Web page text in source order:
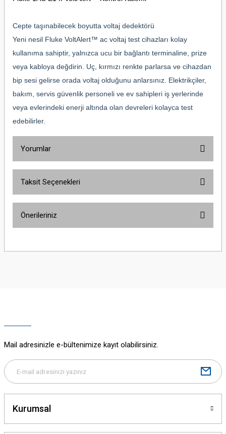
Cepte taşınabilecek boyutta voltaj dedektörü
Yeni nesil Fluke VoltAlert™ ac voltaj test cihazları kolay
kullanıma sahiptir, yalnızca ucu bir bağlantı terminaline, prize
veya kabloya değdirin. Uç, kırmızı renkte parlarsa ve cihazdan
bip sesi gelirse orada voltaj olduğunu anlarsınız. Elektrikçiler,
bakım, servis güvenlik personeli ve ev sahipleri iş yerlerinde
veya evlerindeki enerji altında olan devreleri kolayca test
edebilirler.
Yorumlar
Taksit Seçenekleri
Önerileriniz
yetersiz gördüğünüz noktaları öneri formunu kullanarak tarafımıza
Bu ürüne benzer farklı alternatifler olmalı.
Mail adresinizle e-bültenimize kayıt olabilirsiniz.
Kurumsal